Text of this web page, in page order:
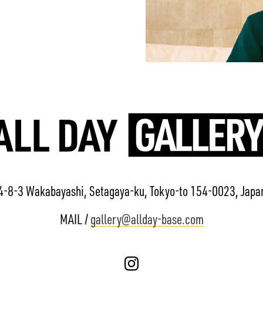
8-3 Wakabayashi, Setagaya-ku, Tokyo-to 154-0023,
MAIL /gallery@allday-base.com